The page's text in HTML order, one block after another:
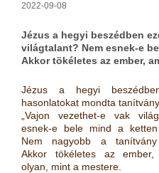
2022-09-08
Jézus a hegyi beszédben
világtalant? Nem esnek-e
Akkor tökéletes az ember,
Jézus a hegyi
hasonlatokat mondta
„Vajon vezethet-e vak
esnek-e bele mind a
Nem nagyobb a tanítvány
Akkor tökéletes az
olyan, mint a mestere.